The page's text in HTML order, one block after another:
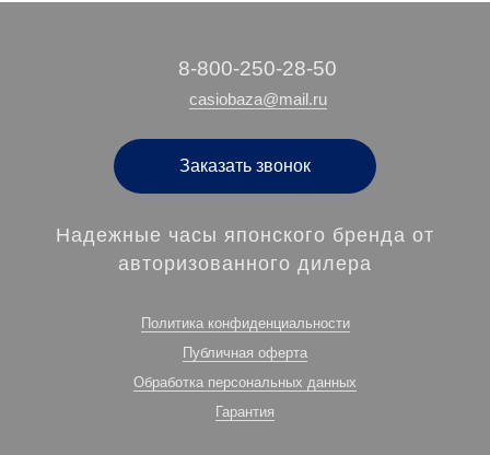
‭8-800-250-28-50
casiobaza@mail.ru
Заказать звонок
Надежные часы японского бренда от
авторизованного дилера
Политика конфиденциальности
Публичная оферта
Обработка персональных данных
Гарантия